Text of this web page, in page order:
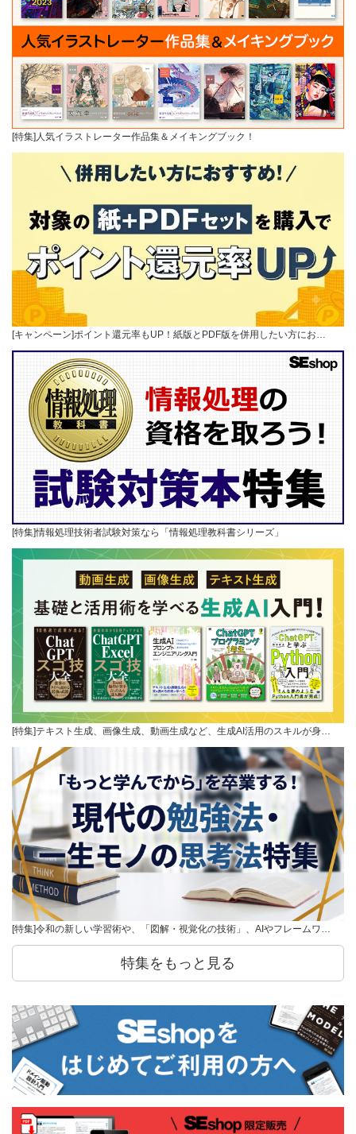
[特集]人気イラストレーター作品集＆メイキングブック！
[キャンペーン]ポイント還元率もUP！紙版とPDF版を併用したい方にお…
[特集]情報処理技術者試験対策なら「情報処理教科書シリーズ」
[特集]テキスト生成、画像生成、動画生成など、生成AI活用のスキルが身…
[特集]令和の新しい学習術や、「図解・視覚化の技術」、AIやフレームワ…
特集をもっと見る